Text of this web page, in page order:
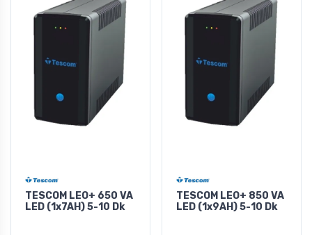
TESCOM LEO+ 650 VA
LED (1x7AH) 5-10 Dk
TESCOM LEO+ 850 VA
LED (1x9AH) 5-10 Dk